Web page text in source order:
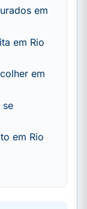
em
em Rio
em
se
em Rio